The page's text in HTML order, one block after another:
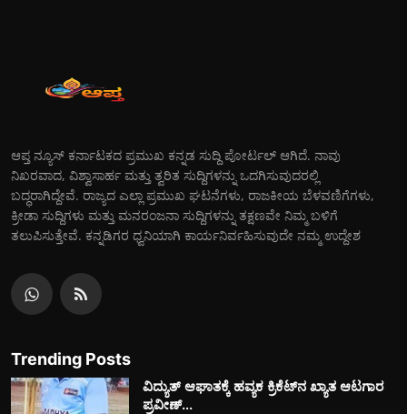
ಆಪ್ತ ನ್ಯೂಸ್ ಕರ್ನಾಟಕದ ಪ್ರಮುಖ ಕನ್ನಡ ಸುದ್ದಿ ಪೋರ್ಟಲ್ ಆಗಿದೆ. ನಾವು
ನಿಖರವಾದ, ವಿಶ್ವಾಸಾರ್ಹ ಮತ್ತು ತ್ವರಿತ ಸುದ್ದಿಗಳನ್ನು ಒದಗಿಸುವುದರಲ್ಲಿ
ಬದ್ಧರಾಗಿದ್ದೇವೆ. ರಾಜ್ಯದ ಎಲ್ಲಾ ಪ್ರಮುಖ ಘಟನೆಗಳು, ರಾಜಕೀಯ ಬೆಳವಣಿಗೆಗಳು,
ಕ್ರೀಡಾ ಸುದ್ದಿಗಳು ಮತ್ತು ಮನರಂಜನಾ ಸುದ್ದಿಗಳನ್ನು ತಕ್ಷಣವೇ ನಿಮ್ಮ ಬಳಿಗೆ
ತಲುಪಿಸುತ್ತೇವೆ. ಕನ್ನಡಿಗರ ಧ್ವನಿಯಾಗಿ ಕಾರ್ಯನಿರ್ವಹಿಸುವುದೇ ನಮ್ಮ ಉದ್ದೇಶ
Trending Posts
ವಿದ್ಯುತ್‌ ಆಘಾತಕ್ಕೆ ಹವ್ಯಕ ಕ್ರಿಕೆಟ್‌ನ ಖ್ಯಾತ ಆಟಗಾರ
ಪ್ರವೀಣ್...